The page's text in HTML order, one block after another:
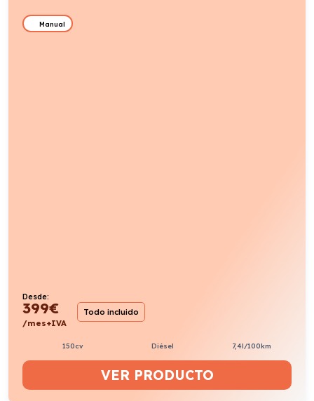
Manual
Desde:
399€
/mes+IVA
Todo incluido
150cv Diésel 7,4l/100km
VER PRODUCTO